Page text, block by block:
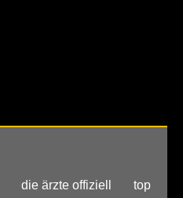
die ärzte offiziell top